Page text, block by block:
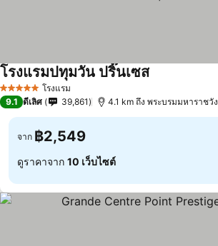
5 ดาว โรงแรม
โรงแรมปทุมวัน ปริ๊นเซส
9.1 ดีเลิศ 39,861 4.1 km ถึง พระบรมมหาราชวัง
จาก ฿2,549
ดูราคาจาก 10 เว็บไซต์